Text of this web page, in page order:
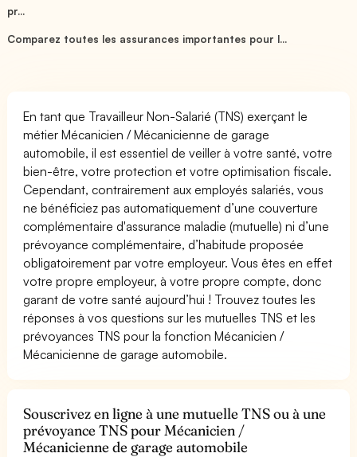
pr...
Comparez toutes les assurances importantes pour l...
En tant que Travailleur Non-Salarié (TNS) exerçant le
métier Mécanicien / Mécanicienne de garage
automobile, il est essentiel de veiller à votre santé, votre
bien-être, votre protection et votre optimisation fiscale.
Cependant, contrairement aux employés salariés, vous
ne bénéficiez pas automatiquement d’une couverture
complémentaire d'assurance maladie (mutuelle) ni d’une
prévoyance complémentaire, d’habitude proposée
obligatoirement par votre employeur. Vous êtes en effet
votre propre employeur, à votre propre compte, donc
garant de votre santé aujourd’hui ! Trouvez toutes les
réponses à vos questions sur les mutuelles TNS et les
prévoyances TNS pour la fonction Mécanicien /
Mécanicienne de garage automobile.
Souscrivez en ligne à une mutuelle TNS ou à une
prévoyance TNS pour Mécanicien /
Mécanicienne de garage automobile